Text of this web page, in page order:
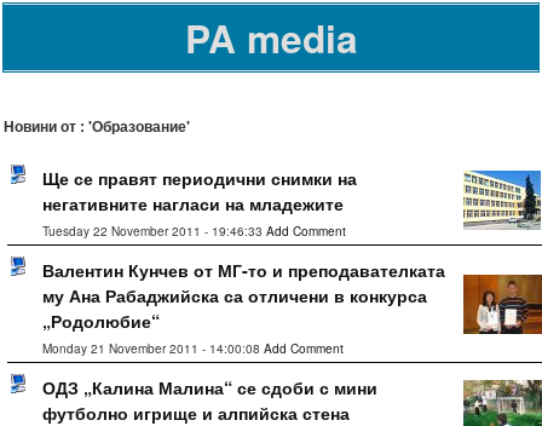
PA media
Новини от : 'Образование'
Ще се правят периодични снимки на
негативните нагласи на младежите
Tuesday 22 November 2011 - 19:46:33 Add Comment
Валентин Кунчев от МГ-то и преподавателката
му Ана Рабаджийска са отличени в конкурса
„Родолюбие“
Monday 21 November 2011 - 14:00:08 Add Comment
ОДЗ „Калина Малина“ се сдоби с мини
футболно игрище и алпийска стена